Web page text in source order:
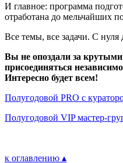
И главное: программа
отработана до мельчайших
Все темы, все задачи. С
Вы не опоздали за
присоединяться
Интересно будет всем!
Полугодовой PRO с
Полугодовой VIP мастер-
к оглавлению ▴